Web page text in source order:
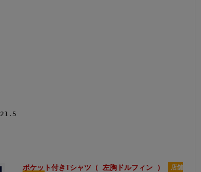
21.5
ポケット付きTシャツ（ 左胸ドルフィン ）
店舗